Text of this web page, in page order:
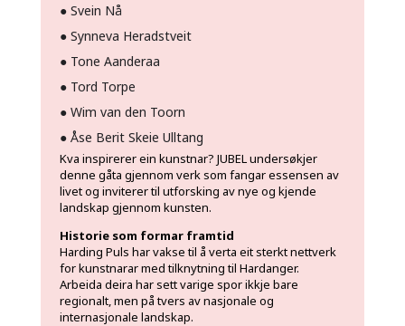
● Svein Nå
● Synneva Heradstveit
● Tone Aanderaa
● Tord Torpe
● Wim van den Toorn
● Åse Berit Skeie Ulltang
Kva inspirerer ein kunstnar? JUBEL undersøkjer
denne gåta gjennom verk som fangar essensen av
livet og inviterer til utforsking av nye og kjende
landskap gjennom kunsten.
Historie som formar framtid
Harding Puls har vakse til å verta eit sterkt nettverk
for kunstnarar med tilknytning til Hardanger.
Arbeida deira har sett varige spor ikkje bare
regionalt, men på tvers av nasjonale og
internasjonale landskap.